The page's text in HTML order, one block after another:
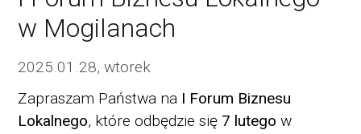
w Mogilanach
2025.01.28, wtorek
Zapraszam Państwa na I Forum Biznesu
Lokalnego, które odbędzie się 7 lutego w